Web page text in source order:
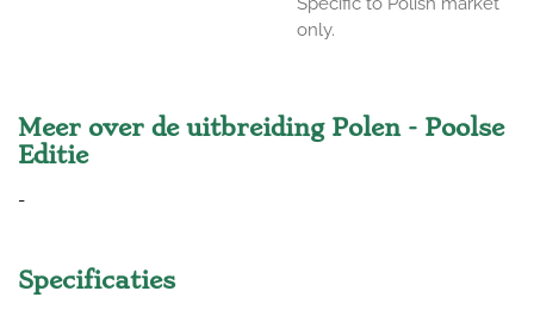
only.
Meer over de uitbreiding Polen - Poolse
Editie
-
Specificaties